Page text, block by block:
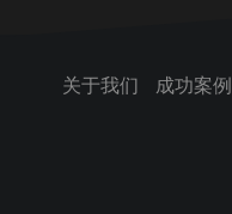
关于我们 成功案例